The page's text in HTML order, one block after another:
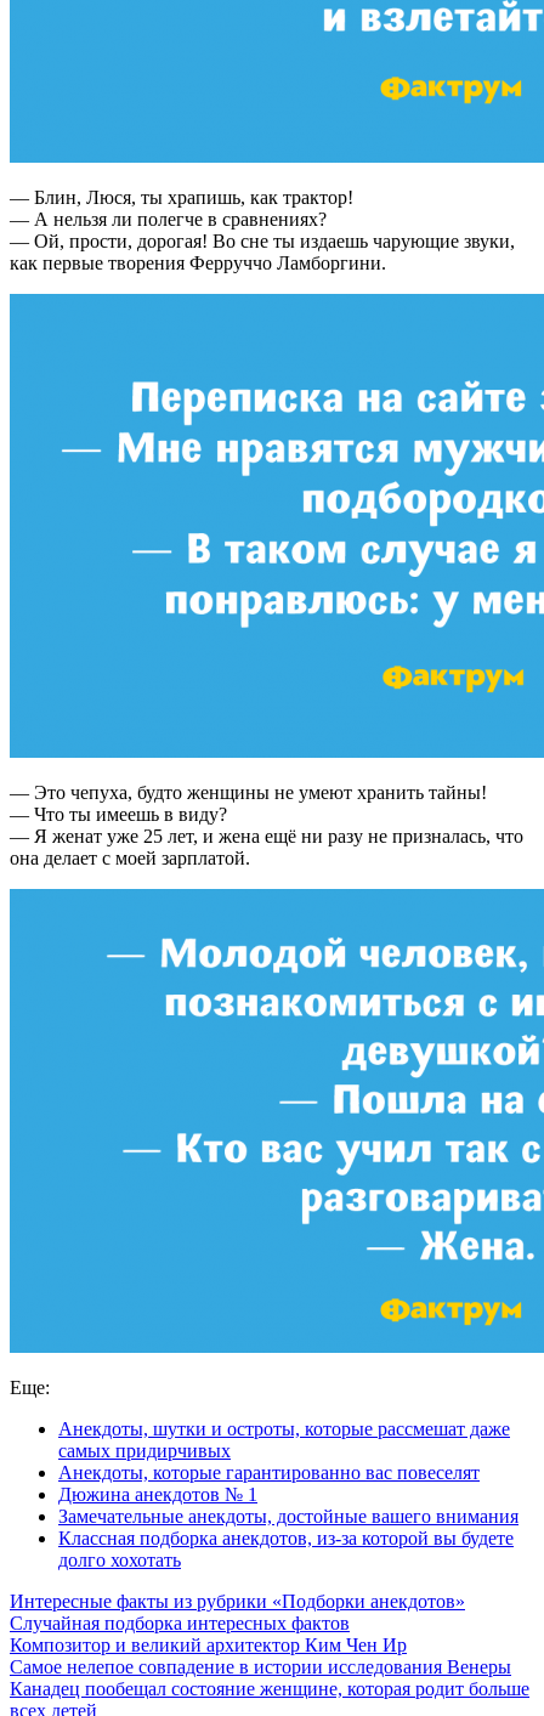
— Блин, Люся, ты храпишь, как трактор!
— А нельзя ли полегче в сравнениях?
— Ой, прости, дорогая! Во сне ты издаешь чарующие звуки,
как первые творения Ферруччо Ламборгини.
— Это чепуха, будто женщины не умеют хранить тайны!
— Что ты имеешь в виду?
— Я женат уже 25 лет, и жена ещё ни разу не призналась, что
она делает с моей зарплатой.
Еще:
Анекдоты, шутки и остроты, которые рассмешат даже
самых придирчивых
Анекдоты, которые гарантированно вас повеселят
Дюжина анекдотов № 1
Замечательные анекдоты, достойные вашего внимания
Классная подборка анекдотов, из-за которой вы будете
долго хохотать
Интересные факты из рубрики «Подборки анекдотов»
Случайная подборка интересных фактов
Композитор и великий архитектор Ким Чен Ир
Самое нелепое совпадение в истории исследования Венеры
Канадец пообещал состояние женщине, которая родит больше
всех детей